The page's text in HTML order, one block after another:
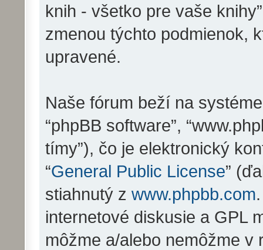
knih - všetko pre vaše
zmenou týchto podmienok,
upravené.
Naše fórum beží na systéme
“phpBB software”,
tímy”), čo je elektronický
“General Public License”
stiahnutý z www.phpbb.com
internetové diskusie a GPL
môžme a/alebo nemôžme v